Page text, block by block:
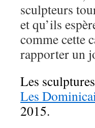
sculpteurs
et qu’ils
comme cette
rapporter un
Les
Les
2015.